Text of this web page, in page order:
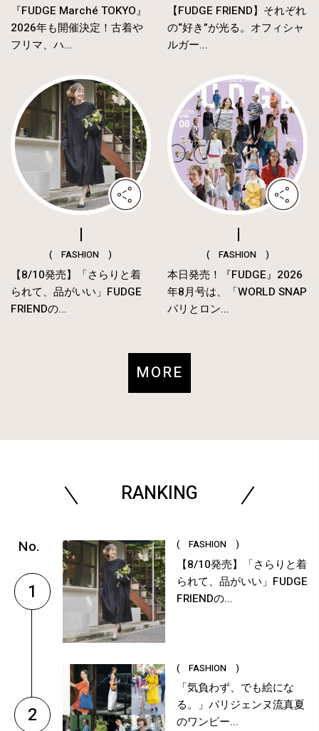
『FUDGE Marché TOKYO』
2026年も開催決定！古着や
フリマ、ハ...
【FUDGE FRIEND】それぞれ
の“好き”が光る。オフィシャ
ルガー...
( FASHION )
【8/10発売】「さらりと着
られて、品がいい」FUDGE
FRIENDの...
( FASHION )
本日発売！『FUDGE』2026
年8月号は、「WORLD SNAP
パリとロン...
MORE
RANKING
1
( FASHION )
【8/10発売】「さらりと着
られて、品がいい」FUDGE
FRIENDの...
2
( FASHION )
「気負わず、でも絵にな
る。」パリジェンヌ流真夏
のワンピー...